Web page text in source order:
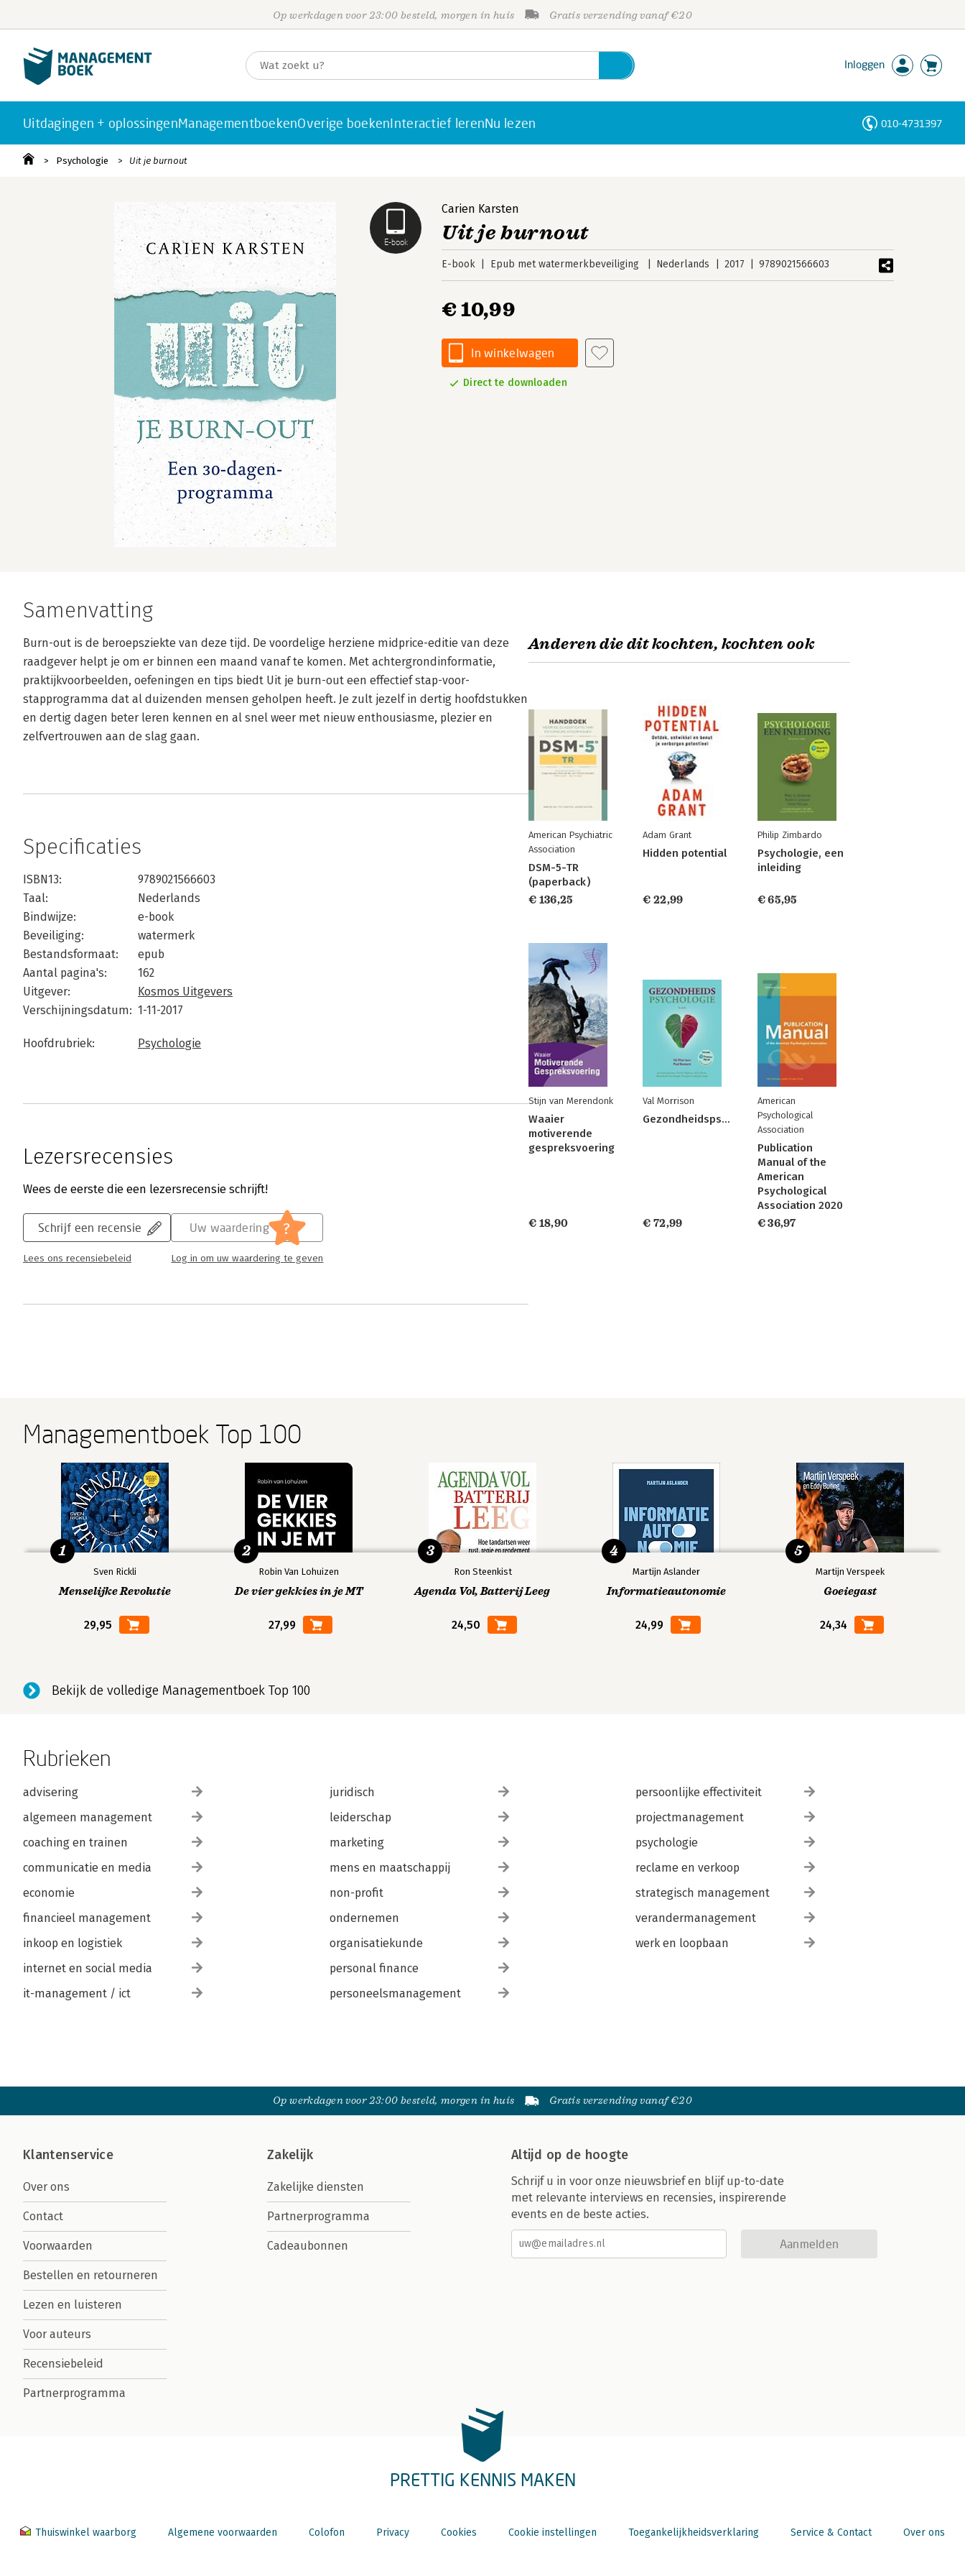
Op werkdagen voor 23:00 besteld, morgen in huis Gratis verzending vanaf €20
Inloggen
Uitdagingen + oplossingenManagementboekenOverige boekenInteractief lerenNu lezen 010-4731397
Psychologie Uit je burnout
E-book
Carien Karsten
Uit je burnout
E-book Epub met watermerkbeveiliging Nederlands 2017 9789021566603
€ 10,99
In winkelwagen
Direct te downloaden
Samenvatting
Burn-out is de beroepsziekte van deze tijd. De voordelige herziene midprice-editie van deze
raadgever helpt je om er binnen een maand vanaf te komen. Met achtergrondinformatie,
praktijkvoorbeelden, oefeningen en tips biedt Uit je burn-out een effectief stap-voor-
stapprogramma dat al duizenden mensen geholpen heeft. Je zult jezelf in dertig hoofdstukken
en dertig dagen beter leren kennen en al snel weer met nieuw enthousiasme, plezier en
zelfvertrouwen aan de slag gaan.
Specificaties
ISBN13:
9789021566603
Taal:
Nederlands
Bindwijze:
e-book
Beveiliging:
watermerk
Bestandsformaat:
epub
Aantal pagina's:
162
Uitgever:
Kosmos Uitgevers
Verschijningsdatum: 1-11-2017
Hoofdrubriek: Psychologie
Lezersrecensies
Wees de eerste die een lezersrecensie schrijft!
Schrijf een recensie
Lees ons recensiebeleid
Uw waardering ?
Log in om uw waardering te geven
Anderen die dit kochten, kochten ook
American Psychiatric
Association
DSM-5-TR
(paperback)
€ 136,25
Adam Grant
Hidden potential
€ 22,99
Philip Zimbardo
Psychologie, een
inleiding
€ 65,95
Stijn van Merendonk
Waaier
motiverende
gespreksvoering
€ 18,90
Val Morrison
Gezondheidspsychologie
€ 72,99
American
Psychological
Association
Publication
Manual of the
American
Psychological
Association 2020
€ 36,97
Managementboek Top 100
Sven Rickli
Menselijke Revolutie
29,95
1
Robin Van Lohuizen
De vier gekkies in je MT
27,99
2
Ron Steenkist
Agenda Vol, Batterij Leeg
24,50
3
Martijn Aslander
Informatieautonomie
24,99
4
Martijn Verspeek
Goeiegast
24,34
5
Bekijk de volledige Managementboek Top 100
Rubrieken
advisering
algemeen management
coaching en trainen
communicatie en media
economie
financieel management
inkoop en logistiek
internet en social media
it-management / ict
juridisch
leiderschap
marketing
mens en maatschappij
non-profit
ondernemen
organisatiekunde
personal finance
personeelsmanagement
persoonlijke effectiviteit
projectmanagement
psychologie
reclame en verkoop
strategisch management
verandermanagement
werk en loopbaan
Op werkdagen voor 23:00 besteld, morgen in huis Gratis verzending vanaf €20
Klantenservice
Over ons
Contact
Voorwaarden
Bestellen en retourneren
Lezen en luisteren
Voor auteurs
Recensiebeleid
Partnerprogramma
Zakelijk
Zakelijke diensten
Partnerprogramma
Cadeaubonnen
Altijd op de hoogte
Schrijf u in voor onze nieuwsbrief en blijf up-to-date
met relevante interviews en recensies, inspirerende
events en de beste acties.
Aanmelden
PRETTIG KENNIS MAKEN
Thuiswinkel waarborg Algemene voorwaarden Colofon Privacy Cookies Cookie instellingen Toegankelijkheidsverklaring Service & Contact Over ons
Personen